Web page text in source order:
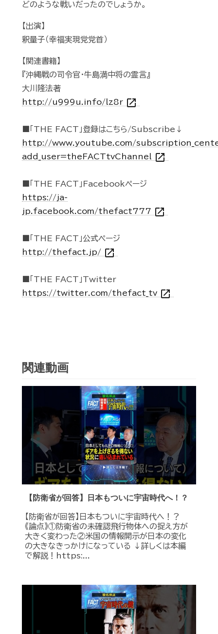
どのような戦いだったのでしょうか。
【出演】
釈量子（幸福実現党党首）
【関連書籍】
『沖縄戦の司令官・牛島満中将の霊言』
大川隆法著
http://u999u.info/lz8r open_in_new
■「THE FACT」登録はこちら/Subscribe↓
http://www.youtube.com/
add_user=theFACTtvChannel open_in_new
■「THE FACT」Facebookページ
https://ja-
jp.facebook.com/thefact777 open_in_new
■「THE FACT」公式ページ
http://thefact.jp/ open_in_new
■「THE FACT」Twitter
https://twitter.com/thefact_tv open_in_new
関連動画
【防衛省が回答】日本もついに宇宙時代へ！？
【防衛省が回答】日本もついに宇宙時代へ！？
《論点》①防衛省の未確認飛行物体への捉え方が
大きく変わった②米国の情報開示が日本の変化
の大きなきっかけになっている ↓詳しくは本編
で解説！https:...